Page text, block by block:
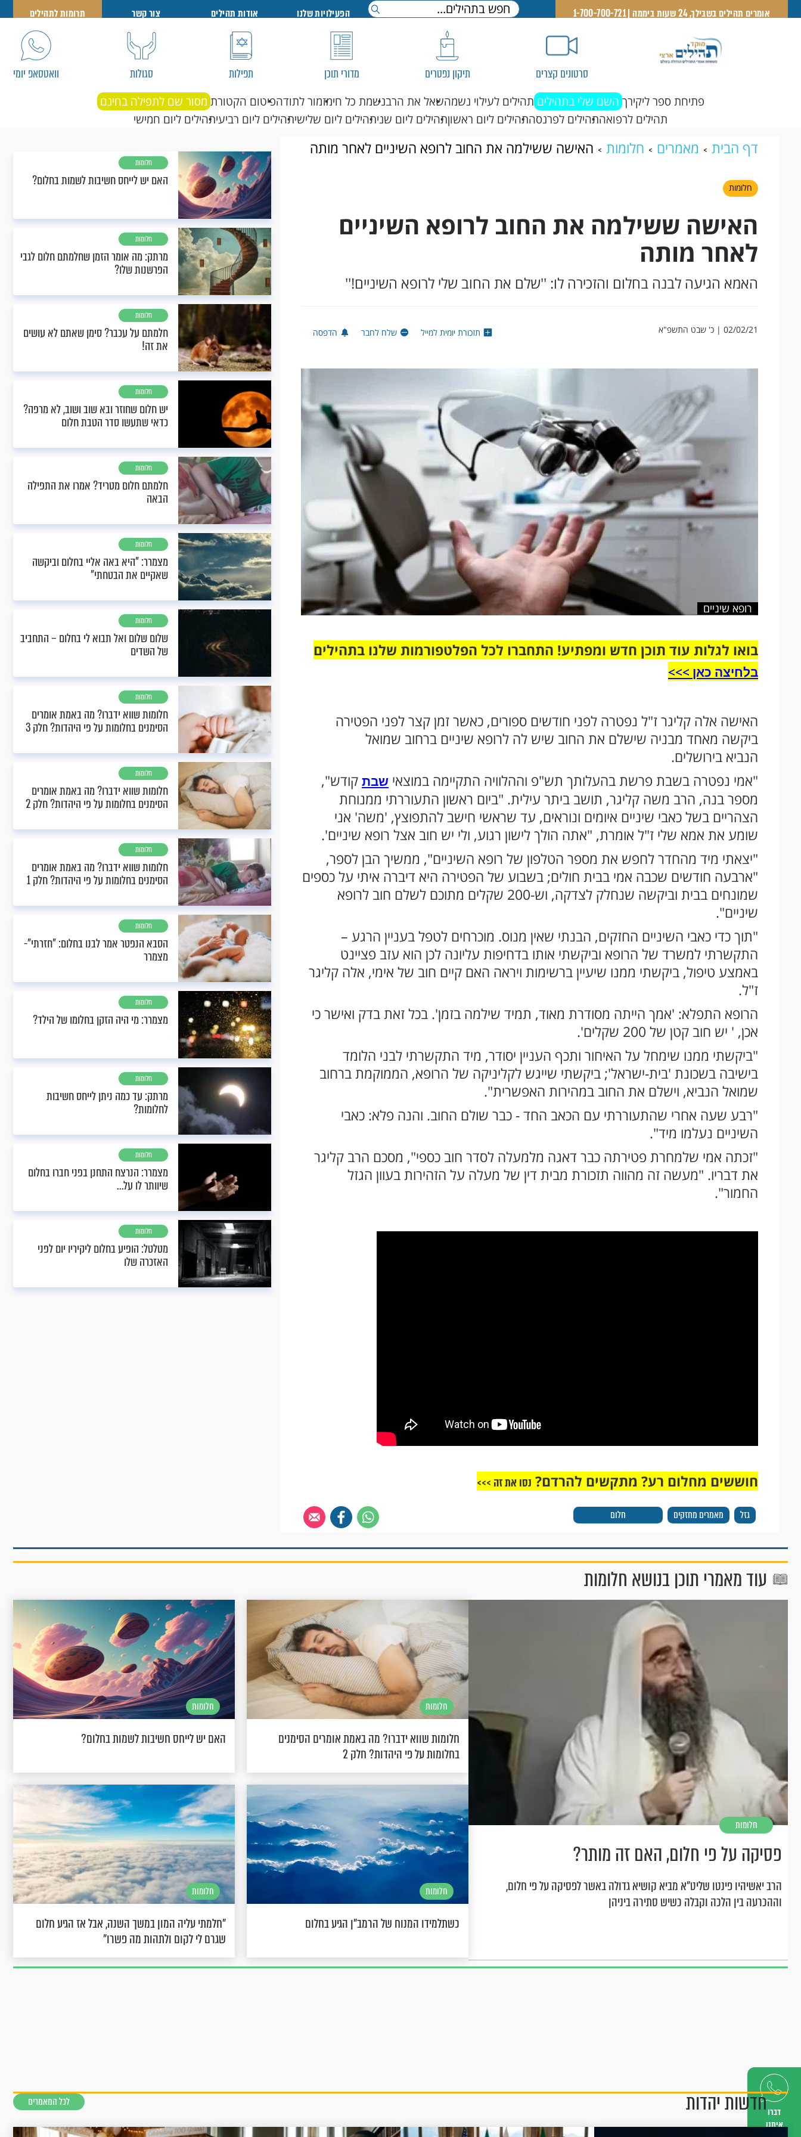
דברו
איתנו
אומרים תהילים בשבילך, 24 שעות ביממה | 1-700-700-721 הפעילויות שלנו אודות תהילים צור קשר תרומות לתהילים
סרטונים קצרים תיקון נפטרים מדורי תוכן תפילות סגולות וואטסאפ יומי
פתיחת ספר ליקירך השם שלי בתהילים תהילים לעילוי נשמהשאל את הרבנשמת כל חימזמור לתודהפיטום הקטורת מסור שם לתפילה בחינם
תהילים לרפואהתהילים לפרנסהתהילים ליום ראשוןתהילים ליום שניתהילים ליום שלישיתהילים ליום רביעיתהילים ליום חמישי
דף הבית מאמרים חלומות האישה ששילמה את החוב לרופא השיניים לאחר מותה
חלומות
האישה ששילמה את החוב לרופא השיניים
לאחר מותה
האמא הגיעה לבנה בחלום והזכירה לו: ''שלם את החוב שלי לרופא השיניים!''
02/02/21 | כ' שבט התשפ"א תזכורת יומית למייל שלח לחבר הדפסה
רופא שיניים
בואו לגלות עוד תוכן חדש ומפתיע! התחברו לכל הפלטפורמות שלנו בתהילים
בלחיצה כאן >>>​
האישה אלה קליגר ז"ל נפטרה לפני חודשים ספורים, כאשר זמן קצר לפני הפטירה
ביקשה מאחד מבניה שישלם את החוב שיש לה לרופא שיניים ברחוב שמואל
הנביא בירושלים.
"אמי נפטרה בשבת פרשת בהעלותך תש"פ וההלוויה התקיימה במוצאי שבת קודש",
מספר בנה, הרב משה קליגר, תושב ביתר עילית. "ביום ראשון התעוררתי ממנוחת
הצהריים בשל כאבי שיניים איומים ונוראים, עד שראשי חישב להתפוצץ, 'משה' אני
שומע את אמא שלי ז"ל אומרת, "אתה הולך לישון רגוע, ולי יש חוב אצל רופא שיניים'.
"יצאתי מיד מהחדר לחפש את מספר הטלפון של רופא השיניים", ממשיך הבן לספר,
"ארבעה חודשים שכבה אמי בבית חולים; בשבוע של הפטירה היא דיברה איתי על כספים
שמונחים בבית וביקשה שנחלק לצדקה, וש-200 שקלים מתוכם לשלם חוב לרופא
שיניים".
"תוך כדי כאבי השיניים החזקים, הבנתי שאין מנוס. מוכרחים לטפל בעניין הרגע –
התקשרתי למשרד של הרופא וביקשתי אותו בדחיפות עליונה לכן הוא עזב פציינט
באמצע טיפול, ביקשתי ממנו שיעיין ברשימות ויראה האם קיים חוב של אימי, אלה קליגר
ז"ל.
הרופא התפלא: 'אמך הייתה מסודרת מאוד, תמיד שילמה בזמן'. בכל זאת בדק ואישר כי
אכן, ' יש חוב קטן של 200 שקלים'.
"ביקשתי ממנו שימחל על האיחור ותכף העניין יסודר, מיד התקשרתי לבני הלומד
בישיבה בשכונת 'בית-ישראל'; ביקשתי שייגש לקליניקה של הרופא, הממוקמת ברחוב
שמואל הנביא, וישלם את החוב במהירות האפשרית".
"רבע שעה אחרי שהתעוררתי עם הכאב החד - כבר שולם החוב. והנה פלא: כאבי
השיניים נעלמו מיד".
"זכתה אמי שלמחרת פטירתה כבר דאגה מלמעלה לסדר חוב כספי", מסכם הרב קליגר
את דבריו. "מעשה זה מהווה תזכורת מבית דין של מעלה על הזהירות בעוון הגזל
החמור".
גזל מאמרים מחזקים חלום
חוששים מחלום רע? מתקשים להרדם? נסו את זה >>>
חלומות
האם יש לייחס חשיבות לשמות בחלום?
חלומות
מרתק: מה אומר הזמן שחלמתם חלום לגבי
הפרשנות שלו?
חלומות
חלמתם על עכבר? סימן שאתם לא עושים
את זה!
חלומות
יש חלום שחוזר ובא שוב ושוב, לא מרפה?
כדאי שתעשו סדר הטבת חלום
חלומות
חלמתם חלום מטריד? אמרו את התפילה
הבאה
חלומות
מצמרר: "היא באה אליי בחלום וביקשה
שאקיים את הבטחתי"
חלומות
שלום שלום ואל תבוא לי בחלום – התחביב
של השדים
חלומות
חלומות שווא ידברו? מה באמת אומרים
הסימנים בחלומות על פי היהדות? חלק 3
חלומות
חלומות שווא ידברו? מה באמת אומרים
הסימנים בחלומות על פי היהדות? חלק 2
חלומות
חלומות שווא ידברו? מה באמת אומרים
הסימנים בחלומות על פי היהדות? חלק 1
חלומות
הסבא הנפטר אמר לבנו בחלום: "חזרתי"-
מצמרר
חלומות
מצמרר: מי היה הזקן בחלומו של הילד?
חלומות
מרתק: עד כמה ניתן לייחס חשיבות
לחלומות?
חלומות
מצמרר: הנרצח התחנן בפני חברו בחלום
שיוותר לו על...
חלומות
מטלטל: הופיע בחלום ליקיריו יום לפני
האזכרה שלו
עוד מאמרי תוכן בנושא חלומות
חלומות
פסיקה על פי חלום, האם זה מותר?
הרב יאשיהיו פינטו שליט"א מביא קושיא גדולה באשר לפסיקה על פי חלום,
וההכרעה בין הלכה וקבלה כשיש סתירה ביניהן
חלומות
חלומות שווא ידברו? מה באמת אומרים הסימנים
בחלומות על פי היהדות? חלק 2
חלומות
האם יש לייחס חשיבות לשמות בחלום?
חלומות
כשתלמידו המנוח של הרמב"ן הגיע בחלום
חלומות
"חלמתי עליה המון במשך השנה, אבל אז הגיע חלום
שגרם לי לקום ולתהות מה פשרו"
חדשות יהדות לכל המאמרים